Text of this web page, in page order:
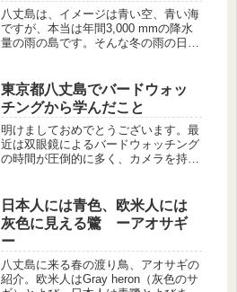
八丈島は、イメージは青い空、青い海
ですが、本当は年間3,000 mmの降水
量の雨の島です。そんな冬の雨の日に
東京都八丈島でバードウォッ
チングから学んだこと
明けましておめでとうございます。最
近は双眼鏡によるバードウォッチング
の時間が圧倒的に多く、カメラを持つ
日本人には青色、欧米人には
灰色に見える鷺 ーアオサギ
ー
八丈島に来る春の渡り鳥、アオサギの
紹介。欧米人はGray heron（灰色のサ